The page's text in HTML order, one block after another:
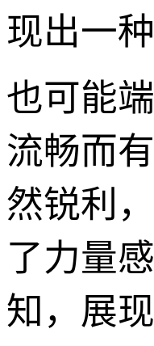
现出一
也可能
流畅而
然锐利
了力量
知，展